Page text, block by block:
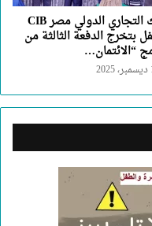
البنك التجاري الدولي مصر CIB
بتخرج الدفعة الثالثة من
“الائتمان…